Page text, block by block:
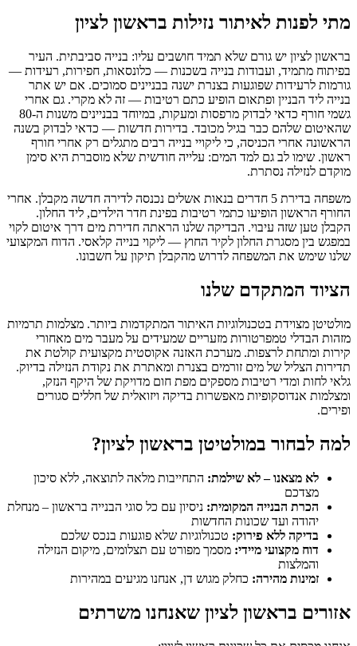
מתי לפנות לאיתור נזילות בראשון לציון
בראשון לציון יש גורם שלא תמיד חושבים עליו: בנייה סביבתית. העיר
בפיתוח מתמיד, ועבודות בנייה בשכנות — כלונסאות, חפירות, רעידות —
גורמות לרעידות שפוגעות בצנרת ישנה בבניינים סמוכים. אם יש אתר
בנייה ליד הבניין ופתאום הופיע כתם רטיבות — זה לא מקרי. גם אחרי
גשמי חורף כדאי לבדוק מרפסות ומעקות, במיוחד בבניינים משנות ה-80
שהאיטום שלהם כבר בגיל מכובד. בדירות חדשות — כדאי לבדוק בשנה
הראשונה אחרי הכניסה, כי ליקויי בנייה רבים מתגלים רק אחרי חורף
ראשון. שימו לב גם למד המים: עלייה חודשית שלא מוסברת היא סימן
מוקדם לנזילה נסתרת.
משפחה בדירת 5 חדרים בנאות אשלים נכנסה לדירה חדשה מקבלן. אחרי
החורף הראשון הופיעו כתמי רטיבות בפינת חדר הילדים, ליד החלון.
הקבלן טען שזה עיבוי. הבדיקה שלנו הראתה חדירת מים דרך איטום לקוי
במפגש בין מסגרת החלון לקיר החוץ — ליקוי בנייה קלאסי. הדוח המקצועי
שלנו שימש את המשפחה לדרוש מהקבלן תיקון על חשבונו.
הציוד המתקדם שלנו
מולטיטן מצוידת בטכנולוגיות האיתור המתקדמות ביותר. מצלמות תרמיות
מזהות הבדלי טמפרטורות מזעריים שמעידים על מעבר מים מאחורי
קירות ומתחת לרצפות. מערכת האזנה אקוסטית מקצועית קולטת את
תדירות הצליל של מים זורמים בצנרת ומאתרת את נקודת הנזילה בדיוק.
גלאי לחות ומדי רטיבות מספקים מפת חום מדויקת של היקף הנזק,
ומצלמות אנדוסקופיות מאפשרות בדיקה ויזואלית של חללים סגורים
ופירים.
למה לבחור במולטיטן בראשון לציון?
לא מצאנו – לא שילמת: התחייבות מלאה לתוצאה, ללא סיכון
מצדכם
הכרת הבנייה המקומית: ניסיון עם כל סוגי הבנייה בראשון – מנחלת
יהודה ועד שכונות החדשות
בדיקה ללא פירוק: טכנולוגיות שלא פוגעות בנכס שלכם
דוח מקצועי מיידי: מסמך מפורט עם תצלומים, מיקום הנזילה
והמלצות
זמינות מהירה: כחלק מגוש דן, אנחנו מגיעים במהירות
אזורים בראשון לציון שאנחנו משרתים